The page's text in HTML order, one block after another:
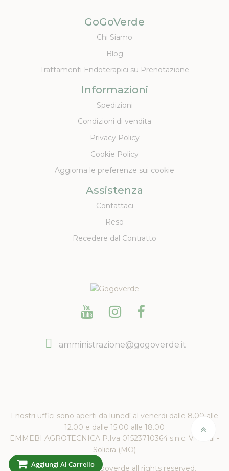
Aggiungi Al Carrello
GoGoVerde
Chi Siamo
Blog
Trattamenti Endoterapici su Prenotazione
Informazioni
Spedizioni
Condizioni di vendita
Privacy Policy
Cookie Policy
Aggiorna le preferenze sui cookie
Assistenza
Contattaci
Reso
Recedere dal Contratto
amministrazione@gogoverde.it
I nostri uffici sono aperti da lunedì al venerdi dalle 8.00 alle
12.00 e dalle 15.00 alle 18.00
EMMEBI AGROTECNICA P.Iva 01523710364 s.n.c. V. Verdi -
Soliera (MO)
Copyright 2019 Gogoverde all rights reserved.